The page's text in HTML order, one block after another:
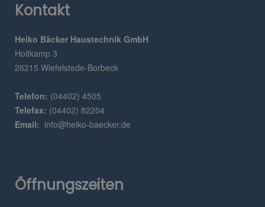
Kontakt
Heiko Bäcker Haustechnik GmbH
Holtkamp 3
26215 Wiefelstede-Borbeck
Telefon: (04402) 4505
Telefax: (04402) 82204
Email: info@heiko-baecker.de
Öffnungszeiten